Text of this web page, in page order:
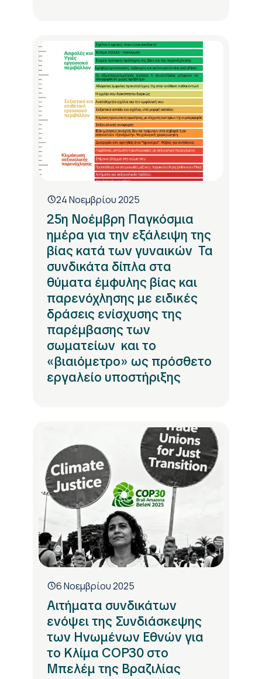
24 Νοεμβρίου 2025
25η Νοέμβρη Παγκόσμια
ημέρα για την εξάλειψη της
βίας κατά των γυναικών Τα
συνδικάτα δίπλα στα
θύματα έμφυλης βίας και
παρενόχλησης με ειδικές
δράσεις ενίσχυσης της
παρέμβασης των
σωματείων και το
«βιαιόμετρο» ως πρόσθετο
εργαλείο υποστήριξης
6 Νοεμβρίου 2025
Αιτήματα συνδικάτων
ενόψει της Συνδιάσκεψης
των Ηνωμένων Εθνών για
το Κλίμα COP30 στο
Μπελέμ της Βραζιλίας